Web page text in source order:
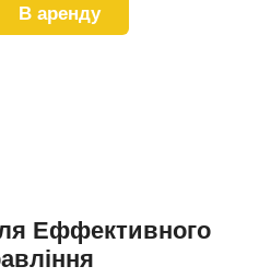
В аренду
Еффективного